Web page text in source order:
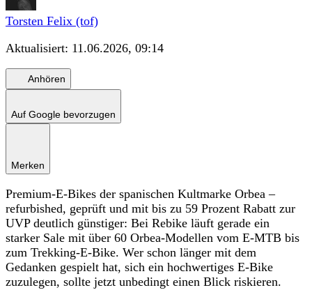
Torsten Felix (tof)
Aktualisiert: 11.06.2026, 09:14
Anhören
Auf Google bevorzugen
Merken
Premium-E-Bikes der spanischen Kultmarke Orbea –
refurbished, geprüft und mit bis zu 59 Prozent Rabatt zur
UVP deutlich günstiger: Bei Rebike läuft gerade ein
starker Sale mit über 60 Orbea-Modellen vom E-MTB bis
zum Trekking-E-Bike. Wer schon länger mit dem
Gedanken gespielt hat, sich ein hochwertiges E-Bike
zuzulegen, sollte jetzt unbedingt einen Blick riskieren.